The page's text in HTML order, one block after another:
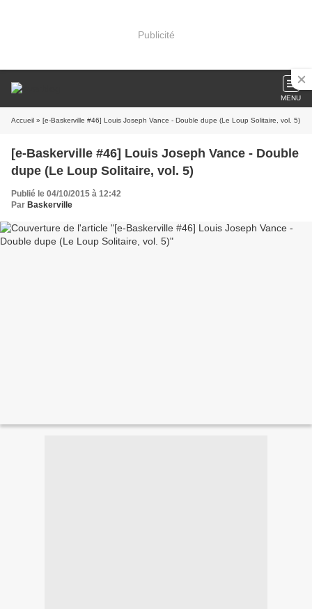
Publicité
MENU
Accueil » [e-Baskerville #46] Louis Joseph Vance - Double dupe (Le Loup Solitaire, vol. 5)
[e-Baskerville #46] Louis Joseph Vance - Double
dupe (Le Loup Solitaire, vol. 5)
Publié le 04/10/2015 à 12:42
Par Baskerville